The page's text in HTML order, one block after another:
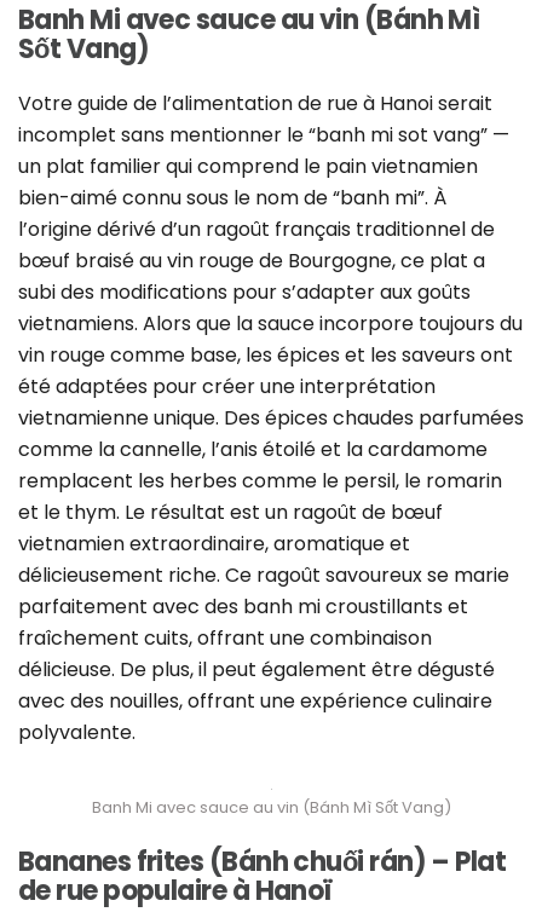
Banh Mi avec sauce au vin (Bánh Mì
Sốt Vang)
Votre guide de l’alimentation de rue à Hanoi serait
incomplet sans mentionner le “banh mi sot vang” —
un plat familier qui comprend le pain vietnamien
bien-aimé connu sous le nom de “banh mi”. À
l’origine dérivé d’un ragoût français traditionnel de
bœuf braisé au vin rouge de Bourgogne, ce plat a
subi des modifications pour s’adapter aux goûts
vietnamiens. Alors que la sauce incorpore toujours du
vin rouge comme base, les épices et les saveurs ont
été adaptées pour créer une interprétation
vietnamienne unique. Des épices chaudes parfumées
comme la cannelle, l’anis étoilé et la cardamome
remplacent les herbes comme le persil, le romarin
et le thym. Le résultat est un ragoût de bœuf
vietnamien extraordinaire, aromatique et
délicieusement riche. Ce ragoût savoureux se marie
parfaitement avec des banh mi croustillants et
fraîchement cuits, offrant une combinaison
délicieuse. De plus, il peut également être dégusté
avec des nouilles, offrant une expérience culinaire
polyvalente.
Banh Mi avec sauce au vin (Bánh Mì Sốt Vang)
Bananes frites (Bánh chuối rán) – Plat
de rue populaire à Hanoï